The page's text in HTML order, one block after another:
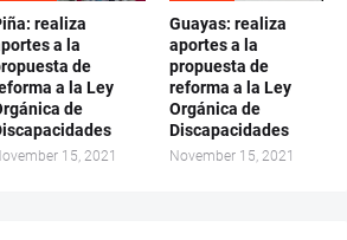
realiza
a la
de
a la Ley
de
15, 2021
Guayas: realiza
aportes a la
propuesta de
reforma a la Ley
Orgánica de
Discapacidades
November 15, 2021